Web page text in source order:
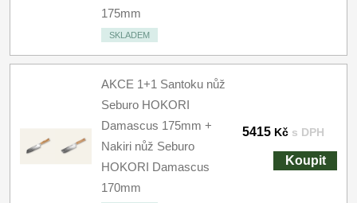
175mm
SKLADEM
AKCE 1+1 Santoku nůž
Seburo HOKORI
Damascus 175mm +
Nakiri nůž Seburo
HOKORI Damascus
170mm
5415 Kč s DPH
Koupit